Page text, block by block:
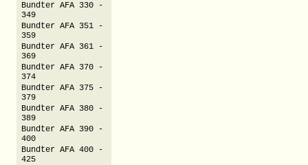
Bundter AFA 330 -
349
Bundter AFA 351 -
359
Bundter AFA 361 -
369
Bundter AFA 370 -
374
Bundter AFA 375 -
379
Bundter AFA 380 -
389
Bundter AFA 390 -
400
Bundter AFA 400 -
425